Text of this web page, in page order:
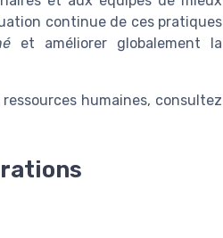
continue de ces pratiques
et améliorer globalement la
humaines, consultez